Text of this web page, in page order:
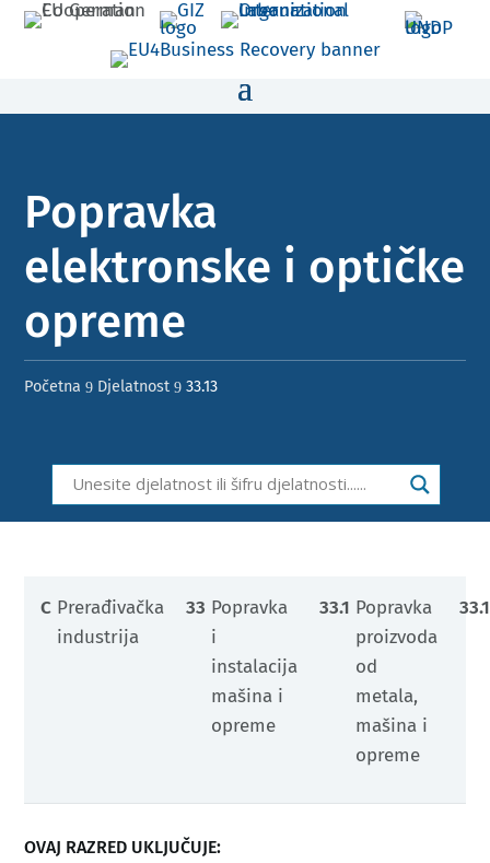
Popravka
elektronske i optičke
opreme ​​
Početna 9 Djelatnost 9 33.13
C Prerađivačka
industrija
33 Popravka
i
instalacija
mašina i
opreme
33.1 Popravka
proizvoda
od
metala,
mašina i
opreme
OVAJ RAZRED UKLJUČUJE: